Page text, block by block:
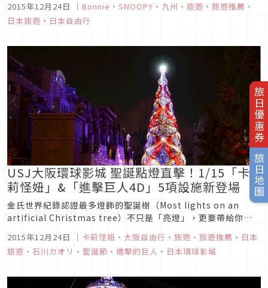
旅日優惠券
旅日地圖
淇淋和肉包等的「戶外小屋」、「商品部」、和「室內茶屋」。
2015年12月24日 ｜ Bonnie 、 SNOOPY 、 九州 、 旅遊 、 旅遊推薦 、
日本旅遊 、 日本自由行
USJ大阪環球影城 聖誕點燈直擊！1/15「卡
莉怪妞」&「進擊巨人4D」5項設施新登場
金氏世界紀錄認證最多燈飾的聖誕樹（Most lights on an
artificial Christmas tree）不只是「亮燈」，更要帶給你更
城！The Voice of an Angel，來自天使的奇蹟原以為提早一小
時到會場應該能搶到好...
2015年12月24日 ｜ 卡莉怪妞 、 大阪自由行 、 旅遊 、 旅遊推薦 、 日本
旅遊 、 石川カオリ 、 聖誕節 、 進擊的巨人 、 日本環球影城